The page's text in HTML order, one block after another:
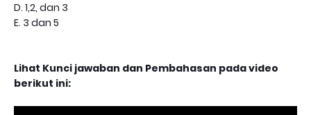
D. 1,2, dan 3
E. 3 dan 5
Lihat Kunci jawaban dan Pembahasan pada video
berikut ini: